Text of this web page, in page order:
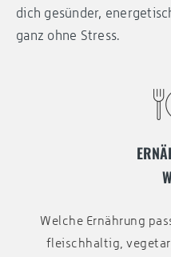
dich gesünder,
ganz ohne Stress.
Welche Ernährung
fleischhaltig,